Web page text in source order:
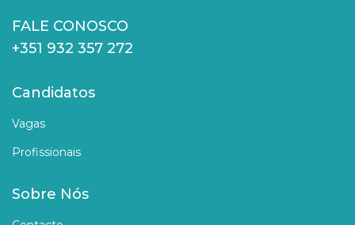
FALE CONOSCO
+351 932 357 272
Candidatos
Vagas
Profissionais
Sobre Nós